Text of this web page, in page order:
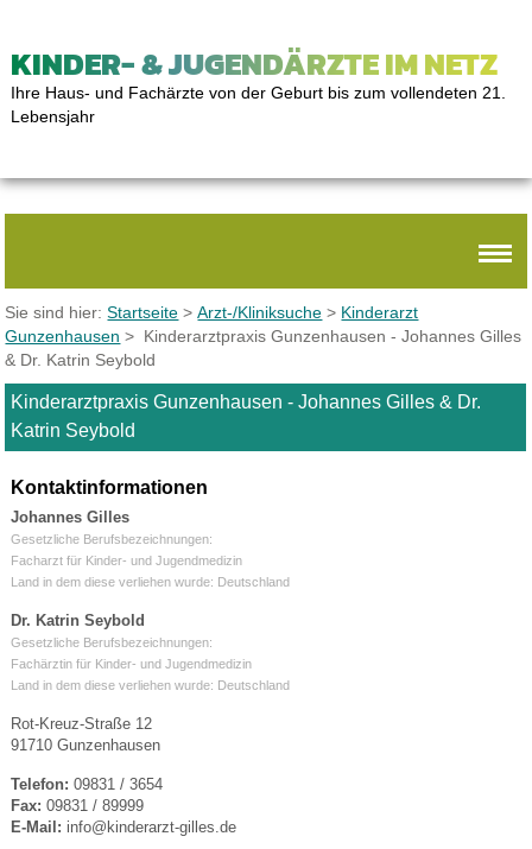
KINDER- & JUGENDÄRZTE IM NETZ
Ihre Haus- und Fachärzte von der Geburt bis zum vollendeten 21.
Lebensjahr
Sie sind hier:Startseite >Arzt-/Kliniksuche > Kinderarzt
Gunzenhausen > Kinderarztpraxis Gunzenhausen - Johannes Gilles
& Dr. Katrin Seybold
Kinderarztpraxis Gunzenhausen - Johannes Gilles & Dr.
Katrin Seybold
Kontaktinformationen
Johannes Gilles
Gesetzliche Berufsbezeichnungen:
Facharzt für Kinder- und Jugendmedizin
Land in dem diese verliehen wurde: Deutschland
Dr. Katrin Seybold
Gesetzliche Berufsbezeichnungen:
Fachärztin für Kinder- und Jugendmedizin
Land in dem diese verliehen wurde: Deutschland
Rot-Kreuz-Straße 12
91710 Gunzenhausen
Telefon: 09831 / 3654
Fax: 09831 / 89999
E-Mail: info@kinderarzt-gilles.de